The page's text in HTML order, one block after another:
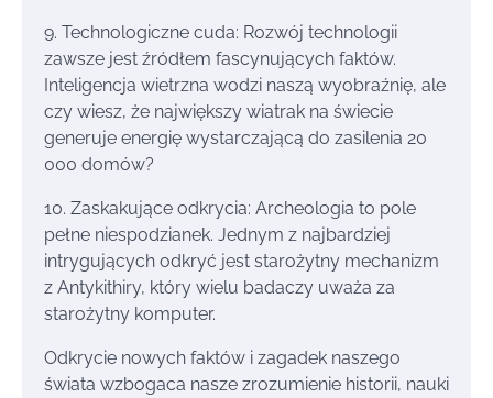
9. Technologiczne cuda: Rozwój technologii
zawsze jest źródłem fascynujących faktów.
Inteligencja wietrzna wodzi naszą wyobraźnię, ale
czy wiesz, że największy wiatrak na świecie
generuje energię wystarczającą do zasilenia 20
000 domów?
10. Zaskakujące odkrycia: Archeologia to pole
pełne niespodzianek. Jednym z najbardziej
intrygujących odkryć jest starożytny mechanizm
z Antykithiry, który wielu badaczy uważa za
starożytny komputer.
Odkrycie nowych faktów i zagadek naszego
świata wzbogaca nasze zrozumienie historii, nauki